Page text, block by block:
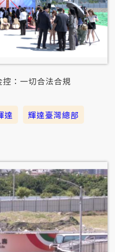
：一切合法合規
達
輝達臺灣總部